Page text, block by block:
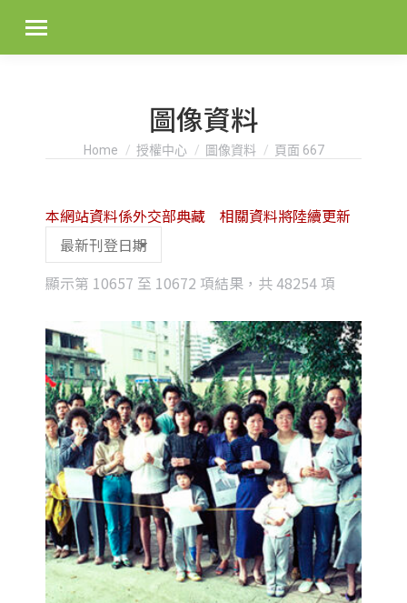
圖像資料
You are here:
Home 授權中心 圖像資料 頁面 667
顯示第 10657 至 10672 項結果，共 48254 項
latest
本網站資料係外交部典藏 相關資料將陸續更新